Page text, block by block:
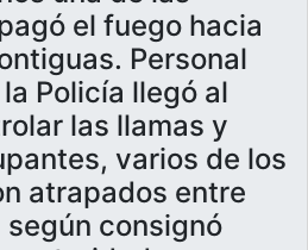
el fuego hacia
Personal
Policía llegó al
las llamas y
varios de los
atrapados entre
consignó